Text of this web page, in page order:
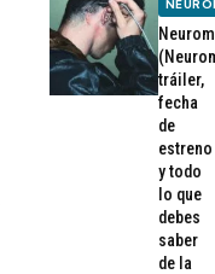
tráiler,
fecha
de
estreno
y todo
lo que
debes
saber
de la